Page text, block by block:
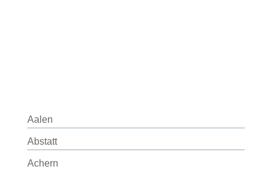
Aalen
Abstatt
Achern